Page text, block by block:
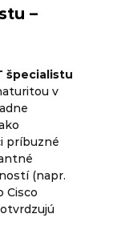
–
špecialistu
v
príbuzné
(napr.
Cisco